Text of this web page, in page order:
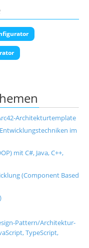
Architekturtemplate
im
mit C#, Java, C++,
(Component Based
Pattern/Architektur-
TypeScript,